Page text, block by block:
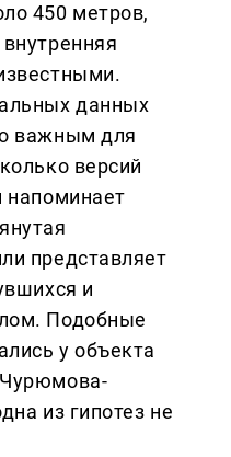
450 метров,
данных
важным для
версий
напоминает
представляет
и
Подобные
у объекта
из гипотез не